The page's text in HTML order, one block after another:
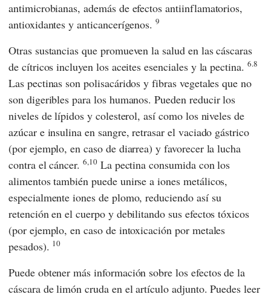
antimicrobianas, además de efectos antiinflamatorios,
antioxidantes y anticancerígenos.9
Otras sustancias que promueven la salud en las cáscaras
de cítricos incluyen los aceites esenciales y la pectina. 6.8
Las pectinas son polisacáridos y fibras vegetales que no
son digeribles para los humanos. Pueden reducir los
niveles de lípidos y colesterol, así como los niveles de
azúcar e insulina en sangre, retrasar el vaciado gástrico
(por ejemplo, en caso de diarrea) y favorecer la lucha
contra el cáncer.6,10La pectina consumida con los
alimentos también puede unirse a iones metálicos,
especialmente iones de plomo, reduciendo así su
retención en el cuerpo y debilitando sus efectos tóxicos
(por ejemplo, en caso de intoxicación por metales
pesados). 10
Puede obtener más información sobre los efectos de la
cáscara de limón cruda en el artículo adjunto. Puedes leer